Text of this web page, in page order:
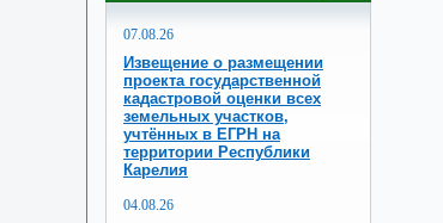
07.08.26
Извещение о размещении
проекта государственной
кадастровой оценки всех
земельных участков,
учтённых в ЕГРН на
территории Республики
Карелия
04.08.26